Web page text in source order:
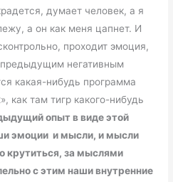
думает человек, а я
а он как меня цапнет. И
проходит эмоция,
негативным
какая-нибудь программа
как там тигр какого-нибудь
опыт в виде этой
эмоции и мысли, и мысли
крутиться, за мыслями
с этим наши внутренние